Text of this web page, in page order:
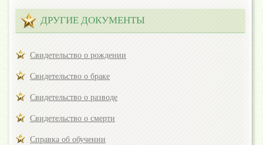
ДРУГИЕ ДОКУМЕНТЫ
Свидетельство о рождении
Свидетельство о браке
Свидетельство о разводе
Свидетельство о смерти
Справка об обучении